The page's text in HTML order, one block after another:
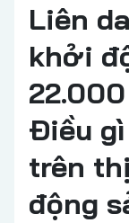
Liên
khởi
22.000
Điều
trên
động